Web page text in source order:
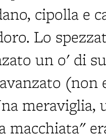
cipolla e
Lo
un o' di
meraviglia,
macchiata"